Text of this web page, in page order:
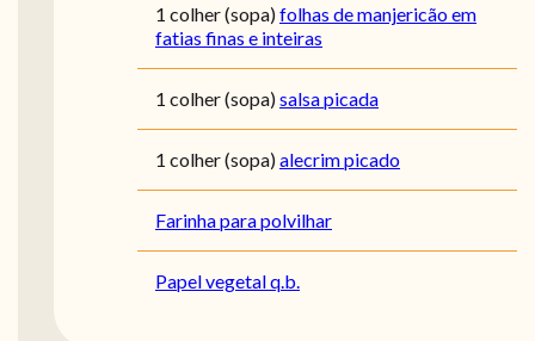
1 colher (sopa)folhas de manjericão em
fatias finas e inteiras
1 colher (sopa)salsa picada
1 colher (sopa)alecrim picado
Farinha para polvilhar
Papel vegetal q.b.